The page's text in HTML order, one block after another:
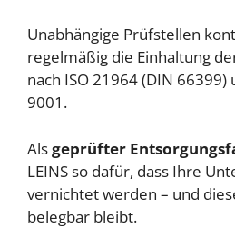
Unabhängige Prüfstellen
regelmäßig die Einhaltung
nach ISO 21964 (DIN 66399)
9001.
Alsgeprüfter
LEINS so dafür, dass Ihre
vernichtet werden – und
belegbar bleibt.